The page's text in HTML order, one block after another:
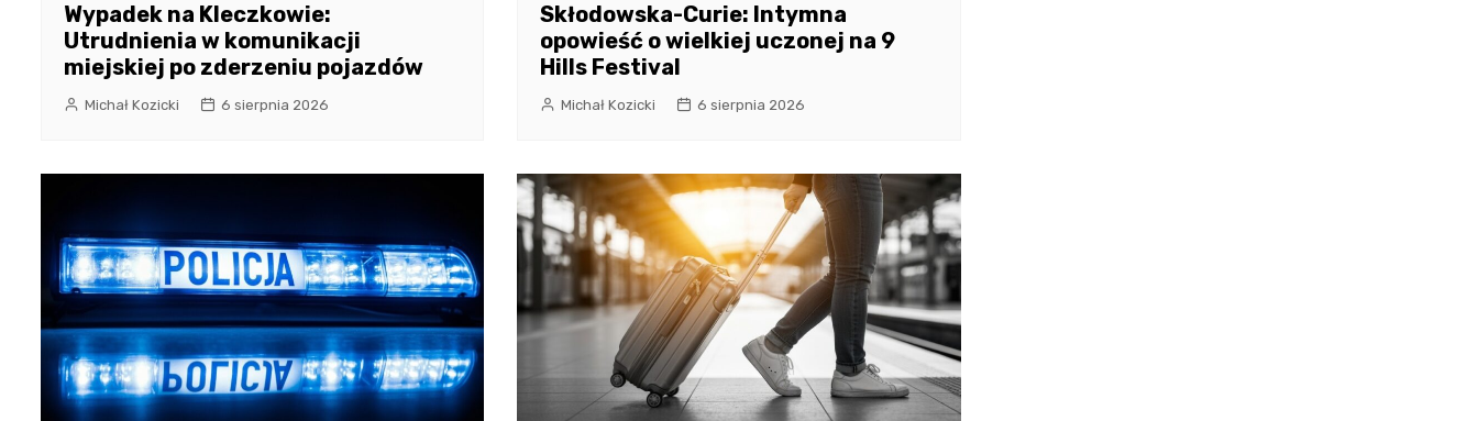
Wypadek na Kleczkowie:
Utrudnienia w komunikacji
miejskiej po zderzeniu pojazdów
Michał Kozicki 6 sierpnia 2026
Skłodowska-Curie: Intymna
opowieść o wielkiej uczonej na 9
Hills Festival
Michał Kozicki 6 sierpnia 2026